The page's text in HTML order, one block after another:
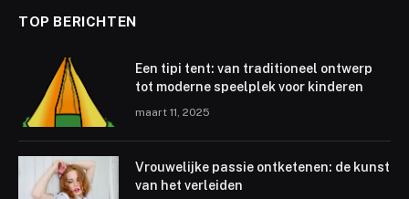
TOP BERICHTEN
Een tipi tent: van traditioneel ontwerp
tot moderne speelplek voor kinderen
maart 11, 2025
Vrouwelijke passie ontketenen: de kunst
van het verleiden